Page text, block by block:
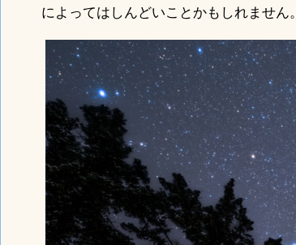
によってはしんどいことかもしれません。